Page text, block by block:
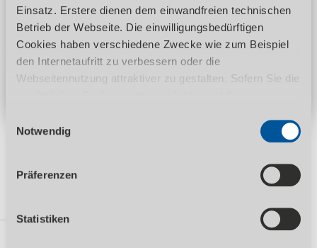
Einsatz. Erstere dienen dem einwandfreien technischen
Betrieb der Webseite. Die einwilligungsbedürftigen
Cookies haben verschiedene Zwecke wie zum Beispiel
den Internetaufritt zu verbessern oder die
Webseitennutzung attraktiver zu gestalten. Sofern Sie die
1 TDDDG erforderlich. Ihre erteilte Einwilligung können
Sie jederzeit durch Aufruf des Consent-Banners mit
Wirkung für die Zukunft widerrufen. Nähere Informationen
zu den einzelnen Cookies und die damit in Verbindung
Datenschutzerklärung
Notwendig
Präferenzen
Statistiken
Anfrage stellen
Händler finden
Produktdetails